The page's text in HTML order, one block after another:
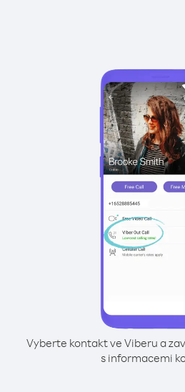
Vyberte kontakt ve Viberu a
s informacemi